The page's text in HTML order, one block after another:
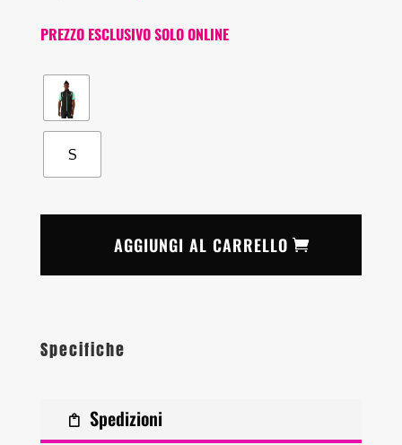
PREZZO ESCLUSIVO SOLO ONLINE
S
AGGIUNGI AL CARRELLO
Specifiche
Spedizioni